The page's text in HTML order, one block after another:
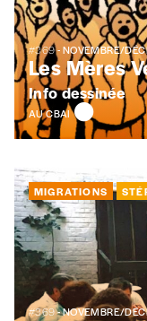
#369- NOVEMBRE/
Les Mères
Info dessinée
AU CBAI
MIGRATIONS
#369- NOVEMBRE/